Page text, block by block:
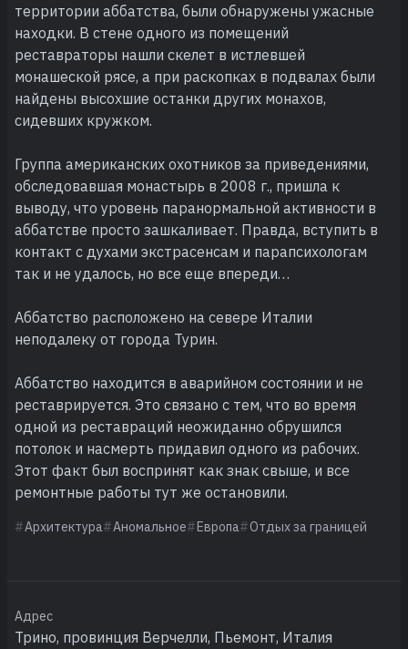
территории аббатства, были обнаружены ужасные
находки. В стене одного из помещений
реставраторы нашли скелет в истлевшей
монашеской рясе, а при раскопках в подвалах были
найдены высохшие останки других монахов,
сидевших кружком.
Группа американских охотников за приведениями,
обследовавшая монастырь в 2008 г., пришла к
выводу, что уровень паранормальной активности в
аббатстве просто зашкаливает. Правда, вступить в
контакт с духами экстрасенсам и парапсихологам
так и не удалось, но все еще впереди…
Аббатство расположено на севере Италии
неподалеку от города Турин.
Аббатство находится в аварийном состоянии и не
реставрируется. Это связано с тем, что во время
одной из реставраций неожиданно обрушился
потолок и насмерть придавил одного из рабочих.
Этот факт был воспринят как знак свыше, и все
ремонтные работы тут же остановили.
Архитектура Аномальное Европа Отдых за границей
Адрес
Трино, провинция Верчелли, Пьемонт, Италия